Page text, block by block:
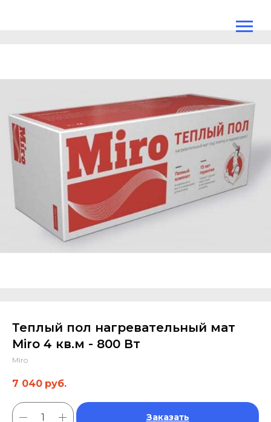
Теплый пол нагревательный мат
Miro 4 кв.м - 800 Вт
Miro
7 040 руб.
Заказать